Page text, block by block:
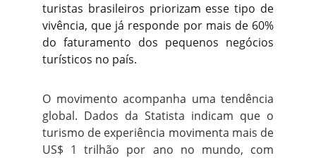
turistas brasileiros priorizam esse tipo de
vivência, que já responde por mais de 60%
do faturamento dos pequenos negócios
turísticos no país.
O movimento acompanha uma tendência
global. Dados da Statista indicam que o
turismo de experiência movimenta mais de
US$ 1 trilhão por ano no mundo, com